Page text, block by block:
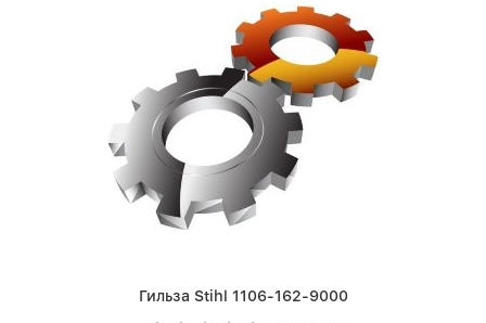
Гильза Stihl 1106-162-9000